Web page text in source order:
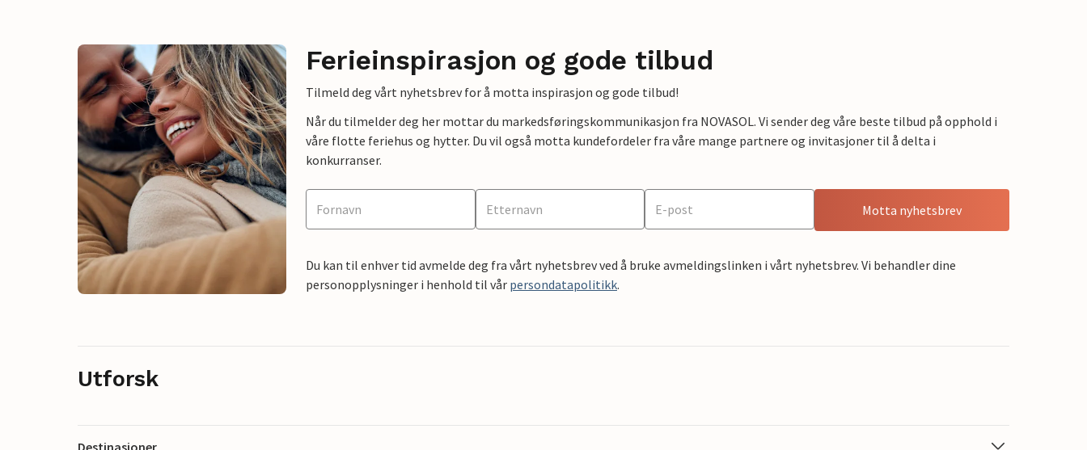
Ferieinspirasjon og gode tilbud
Tilmeld deg vårt nyhetsbrev for å motta inspirasjon og gode tilbud!
Når du tilmelder deg her mottar du markedsføringskommunikasjon fra NOVASOL. Vi sender deg våre beste tilbud på opphold i
våre flotte feriehus og hytter. Du vil også motta kundefordeler fra våre mange partnere og invitasjoner til å delta i
konkurranser.
Motta nyhetsbrev
Du kan til enhver tid avmelde deg fra vårt nyhetsbrev ved å bruke avmeldingslinken i vårt nyhetsbrev. Vi behandler dine
personopplysninger i henhold til vår persondatapolitikk.
Utforsk
Destinasjoner